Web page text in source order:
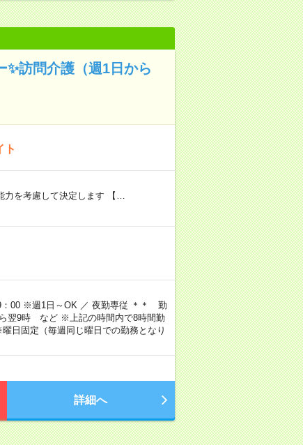
✨訪問介護（週1日から
ト
を考慮して決定します 【…
：00 ※週1日～OK ／ 夜勤専従 ＊＊ 勤
翌9時 など ※上記の時間内で8時間勤
日固定（毎週同じ曜日での勤務となり
詳細へ